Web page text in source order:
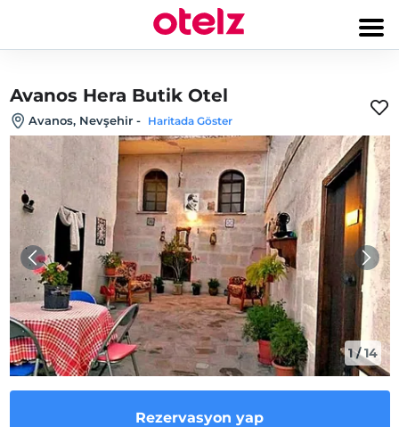
Avanos Hera Butik Otel
Avanos, Nevşehir - Haritada Göster
1/14
Rezervasyon yap